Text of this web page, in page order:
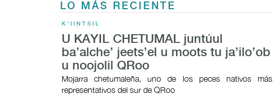
LO MÁS RECIENTE
K'IINTSIL
U KAYIL CHETUMAL juntúul
ba’alche’ jeets’el u moots tu ja’ilo’ob
u noojolil QRoo
Mojarra chetumaleña, uno de los peces nativos más
representativos del sur de QRoo